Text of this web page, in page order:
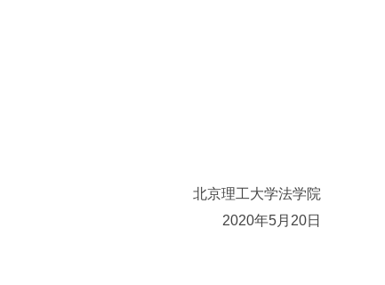
北京理工大学法学院
2020年5月20日